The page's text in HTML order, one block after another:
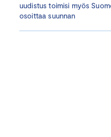
uudistus toimisi myös
osoittaa suunnan